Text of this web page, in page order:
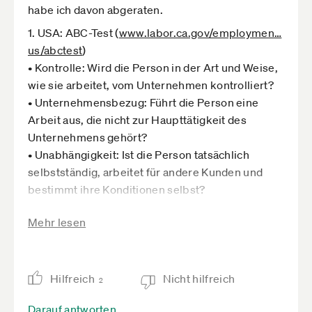
konkret zu beurteilende Tätigkeit Weisungen
erteilen muss bzw. die entsprechende
Rechtsmacht haben muss oder ob es hinreichend
ist, dass er (gemäß §106 Gewerbeordnung) das
Weisungsrecht für die Arbeitnehmer in seiner
Arbeitsorganisation hat. "Eingliederung in die
Arbeitsorganisation" ist auch sehr schwammig:
gliedert man sich schon ein, wenn man versucht,
im Sinne des Auftragegebers den Auftrag
möglichst sinnvoll zu erledigen?
Sicherlich sind die Bundesländer und die von
als Träger von Bildungseinrichtungen vom
Vorgehensweisen der DRV Bund besonders
betroffen, aber der Entschließungsantrag ist in
habe ich davon abgeraten.
1. USA: ABC-Test (www.labor.ca.gov­/employmen­…
us/abctest)
• Kontrolle: Wird die Person in der Art und Weise,
wie sie arbeitet, vom Unternehmen kontrolliert?
• Unternehmensbezug: Führt die Person eine
Arbeit aus, die nicht zur Haupttätigkeit des
Unternehmens gehört?
• Unabhängigkeit: Ist die Person tatsächlich
selbstständig, arbeitet für andere Kunden und
bestimmt ihre Konditionen selbst?
(www.gov.uk­/employmen­…contractor
• Persönliche Verpflichtung: Kann der
Mehr lesen
Hilfreich 2 Nicht hilfreich
Darauf antworten